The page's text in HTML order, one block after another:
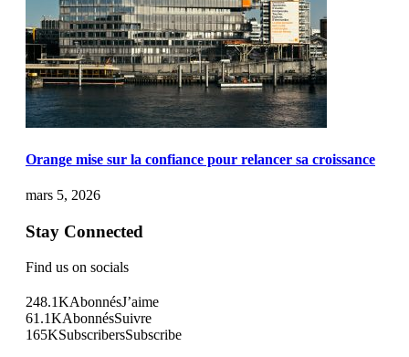
Orange mise sur la confiance pour relancer sa croissance
mars 5, 2026
Stay Connected
Find us on socials
248.1KAbonnésJ’aime
61.1KAbonnésSuivre
165KSubscribersSubscribe